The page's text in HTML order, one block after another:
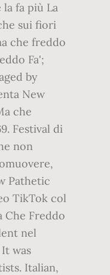
fa più La
sui fiori
che freddo
Fa';
by
New
che
Festival di
non
Pathetic
TikTok col
Che Freddo
nel
was
Italian,